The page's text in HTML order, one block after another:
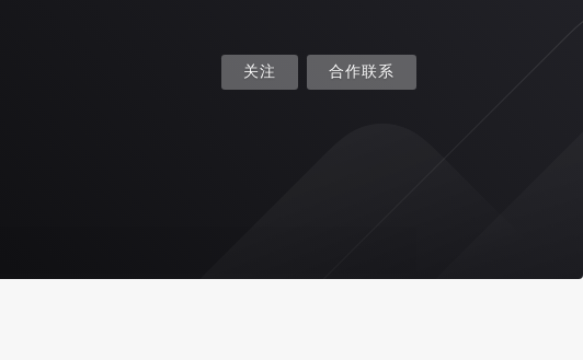
关注 合作联系